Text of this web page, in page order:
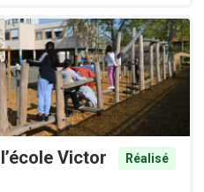
Victor
Réalisé